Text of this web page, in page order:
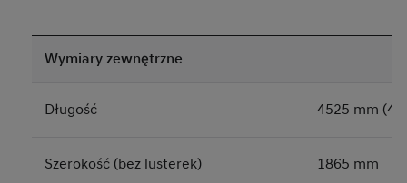
Wymiary zewnętrzne
Długość 4525 mm
Szerokość (bez lusterek) 1865 mm